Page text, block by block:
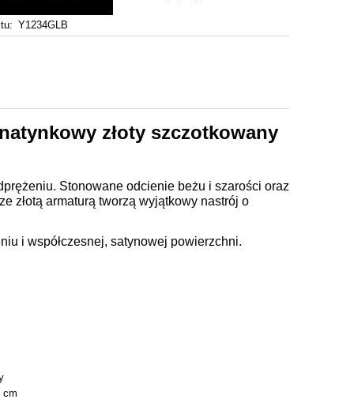
Y1234GLB
złoty szczotkowany
Stonowane odcienie beżu i szarości oraz
złotą armaturą tworzą wyjątkowy nastrój o
i współczesnej, satynowej powierzchni.
cm